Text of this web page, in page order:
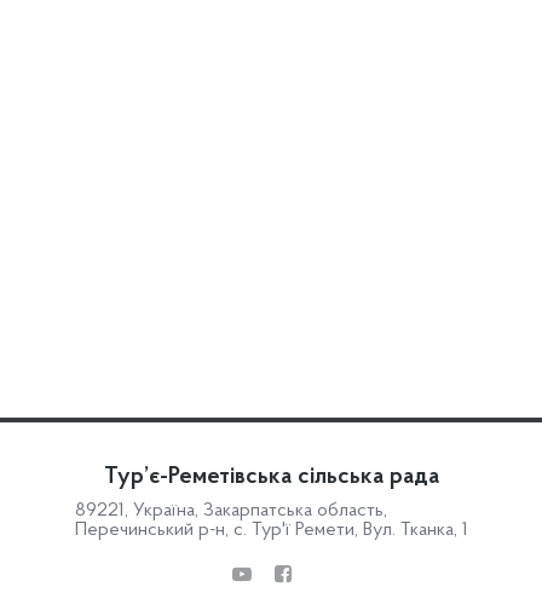
Тур’є-Реметівська сільська рада
89221, Україна, Закарпатська область,
Перечинський р-н, с. Тур'ї Ремети, Вул. Тканка, 1